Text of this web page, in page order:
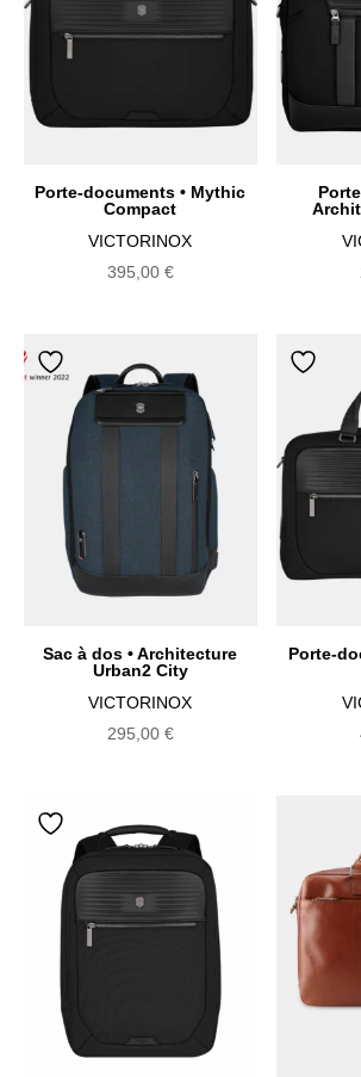
Porte-documents • Mythic
Compact
VICTORINOX
395,00 €
Sac à dos • Architecture
Urban2 City
VICTORINOX
295,00 €
Porte-